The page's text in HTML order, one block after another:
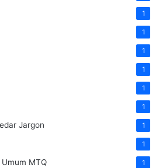
1
1
1
1
1
1
Jargon 1
1
MTQ 1